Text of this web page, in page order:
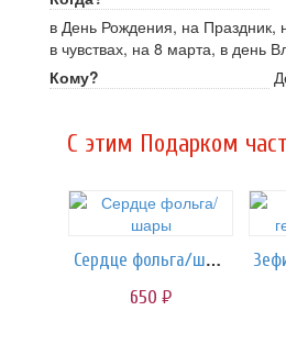
в День Рождения, на Праздник,
в чувствах, на 8 марта, в день
Кому?
C этим Подарком
Сердце фольга/шары
650 руб.